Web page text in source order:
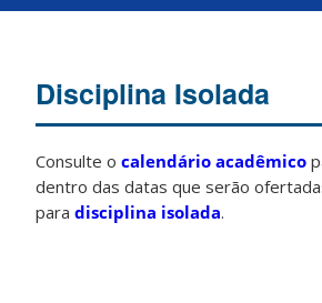
Disciplina Isolada
Consulte ocalendário acadêmico
dentro das datas que serão
paradisciplina isolada.